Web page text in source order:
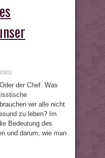
der Chef. Was
wir alle nicht
zu leben? Im
Bedeutung des
und darum, wie man